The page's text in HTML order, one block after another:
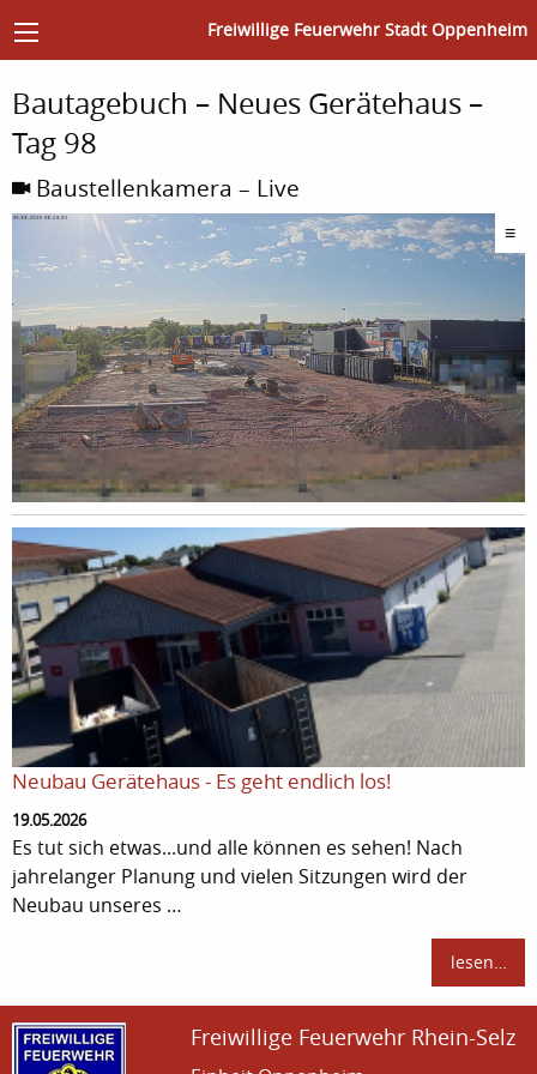
Freiwillige Feuerwehr Stadt Oppenheim
Bautagebuch – Neues Gerätehaus –
Tag 98
Baustellenkamera – Live
≡
Neubau Gerätehaus - Es geht endlich los!
19.05.2026
Es tut sich etwas...und alle können es sehen! Nach
jahrelanger Planung und vielen Sitzungen wird der
Neubau unseres …
lesen…
Freiwillige Feuerwehr Rhein-Selz